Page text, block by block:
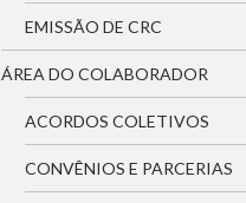
EMISSÃO DE CRC
ÁREA DO COLABORADOR
ACORDOS COLETIVOS
CONVÊNIOS E PARCERIAS